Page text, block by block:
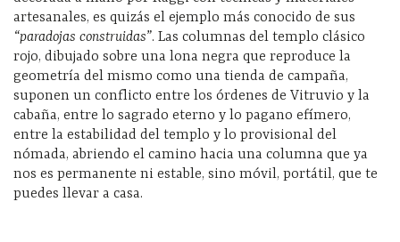
artesanales, es quizás el ejemplo más conocido de sus
“paradojas construidas”. Las columnas del templo clásico
rojo, dibujado sobre una lona negra que reproduce la
geometría del mismo como una tienda de campaña,
suponen un conflicto entre los órdenes de Vitruvio y la
cabaña, entre lo sagrado eterno y lo pagano efímero,
entre la estabilidad del templo y lo provisional del
nómada, abriendo el camino hacia una columna que ya
nos es permanente ni estable, sino móvil, portátil, que te
puedes llevar a casa.